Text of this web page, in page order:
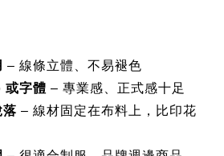
– 線條立體、不易褪色
或字體 – 專業感、正式感十足
落 – 線材固定在布料上，比印花